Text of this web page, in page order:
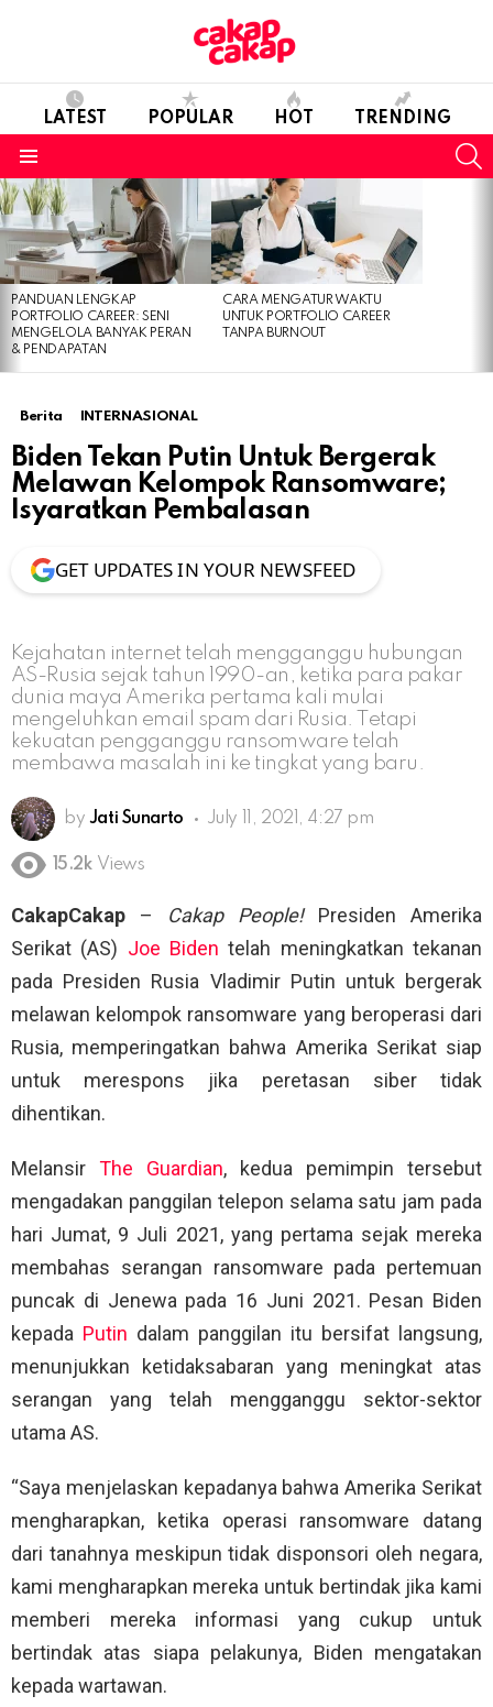
LATEST POPULAR HOT TRENDING
LATEST
STORIES
PANDUAN LENGKAP
PORTFOLIO CAREER: SENI
MENGELOLA BANYAK PERAN
& PENDAPATAN
CARA MENGATUR WAKTU
UNTUK PORTFOLIO CAREER
TANPA BURNOUT
Berita INTERNASIONAL
Biden Tekan Putin Untuk Bergerak
Melawan Kelompok Ransomware;
Isyaratkan Pembalasan
GET UPDATES IN YOUR NEWSFEED
Kejahatan internet telah mengganggu hubungan
AS-Rusia sejak tahun 1990-an, ketika para pakar
dunia maya Amerika pertama kali mulai
mengeluhkan email spam dari Rusia. Tetapi
kekuatan pengganggu ransomware telah
membawa masalah ini ke tingkat yang baru.
by Jati Sunarto July 11, 2021, 4:27 pm
15.2k Views
CakapCakap – Cakap People!Presiden Amerika
Serikat (AS) Joe Biden telah meningkatkan tekanan
pada Presiden Rusia Vladimir Putin untuk bergerak
melawan kelompok ransomware yang beroperasi dari
Rusia, memperingatkan bahwa Amerika Serikat siap
untuk merespons jika peretasan siber tidak
dihentikan.
Melansir The Guardian, kedua pemimpin tersebut
mengadakan panggilan telepon selama satu jam pada
hari Jumat, 9 Juli 2021, yang pertama sejak mereka
membahas serangan ransomware pada pertemuan
puncak di Jenewa pada 16 Juni 2021. Pesan Biden
kepada Putin dalam panggilan itu bersifat langsung,
menunjukkan ketidaksabaran yang meningkat atas
serangan yang telah mengganggu sektor-sektor
utama AS.
“Saya menjelaskan kepadanya bahwa Amerika Serikat
mengharapkan, ketika operasi ransomware datang
dari tanahnya meskipun tidak disponsori oleh negara,
kami mengharapkan mereka untuk bertindak jika kami
memberi mereka informasi yang cukup untuk
bertindak atas siapa pelakunya, Biden mengatakan
kepada wartawan.